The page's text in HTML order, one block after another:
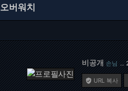
오버워치
비공개 손님 …
 URL 복사